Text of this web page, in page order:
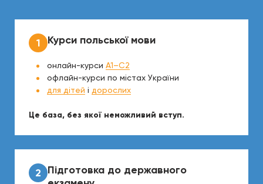
Курси польської мови
онлайн-курси A1–C2
офлайн-курси по містах України
для дітей і дорослих
Це база, без якої неможливий вступ.
Підготовка до державного